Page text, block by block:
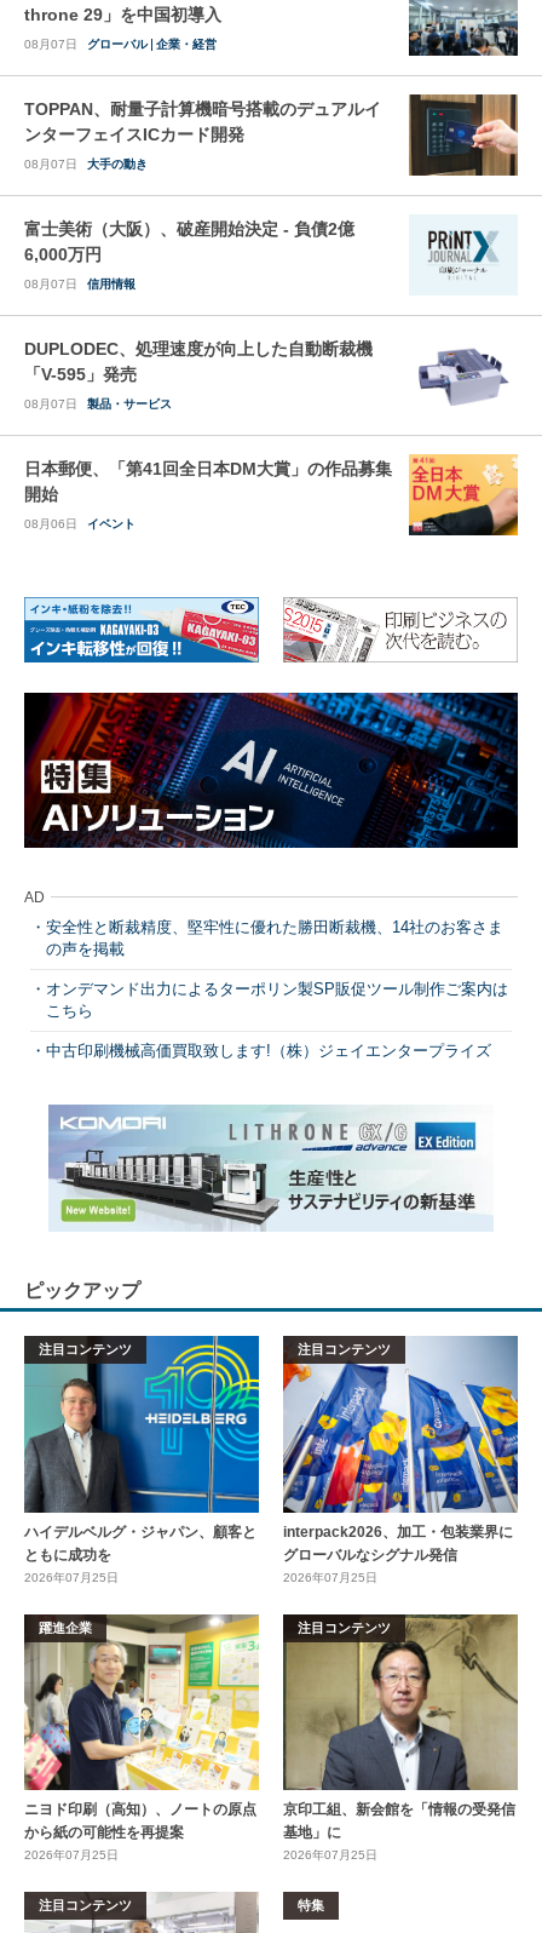
throne 29」を中国初導入
08月07日 グローバル 企業・経営
TOPPAN、耐量子計算機暗号搭載のデュアルイ
ンターフェイスICカード開発
08月07日 大手の動き
富士美術（大阪）、破産開始決定 - 負債2億
6,000万円
08月07日 信用情報
DUPLODEC、処理速度が向上した自動断裁機
「V-595」発売
08月07日 製品・サービス
日本郵便、「第41回全日本DM大賞」の作品募集
開始
08月06日 イベント
AD
安全性と断裁精度、堅牢性に優れた勝田断裁機、14社のお客さま
の声を掲載
オンデマンド出力によるターポリン製SP販促ツール制作ご案内は
こちら
中古印刷機械高価買取致します!（株）ジェイエンタープライズ
ピックアップ
注目コンテンツ
ハイデルベルグ・ジャパン、顧客と
ともに成功を
2026年07月25日
注目コンテンツ
interpack2026、加工・包装業界に
グローバルなシグナル発信
2026年07月25日
躍進企業
ニヨド印刷（高知）、ノートの原点
から紙の可能性を再提案
2026年07月25日
注目コンテンツ
京印工組、新会館を「情報の受発信
基地」に
2026年07月25日
注目コンテンツ 特集